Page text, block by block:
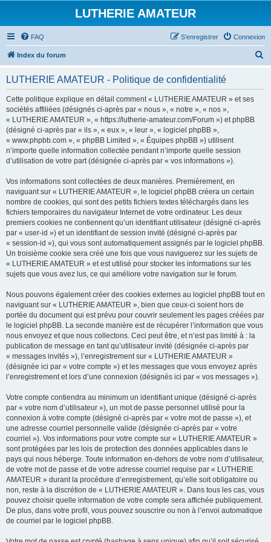
LUTHERIE AMATEUR
FAQ Connexion
S’enregistrer
Index du forum
LUTHERIE AMATEUR - Politique de confidentialité
Cette politique explique en détail comment « LUTHERIE AMATEUR » et ses
sociétés affiliées (désignés ci-après par « nous », « notre », « nos »,
« LUTHERIE AMATEUR », « https://lutherie-amateur.com/Forum ») et phpBB
(désigné ci-après par « ils », « eux », « leur », « logiciel phpBB »,
« www.phpbb.com », « phpBB Limited », « Équipes phpBB ») utilisent
n’importe quelle information collectée pendant n’importe quelle session
d’utilisation de votre part (désignée ci-après par « vos informations »).
Vos informations sont collectées de deux manières. Premièrement, en
naviguant sur « LUTHERIE AMATEUR », le logiciel phpBB créera un certain
nombre de cookies, qui sont des petits fichiers textes téléchargés dans les
fichiers temporaires du navigateur Internet de votre ordinateur. Les deux
premiers cookies ne contiennent qu’un identifiant utilisateur (désigné ci-après
par « user-id ») et un identifiant de session invité (désigné ci-après par
« session-id »), qui vous sont automatiquement assignés par le logiciel phpBB.
Un troisième cookie sera créé une fois que vous naviguerez sur les sujets de
« LUTHERIE AMATEUR » et est utilisé pour stocker les informations sur les
sujets que vous avez lus, ce qui améliore votre navigation sur le forum.
Nous pouvons également créer des cookies externes au logiciel phpBB tout en
naviguant sur « LUTHERIE AMATEUR », bien que ceux-ci soient hors de
portée du document qui est prévu pour couvrir seulement les pages créées par
le logiciel phpBB. La seconde manière est de récupérer l’information que vous
nous envoyez et que nous collectons. Ceci peut être, et n’est pas limité à : la
publication de message en tant qu’utilisateur invité (désignée ci-après par
« messages invités »), l’enregistrement sur « LUTHERIE AMATEUR »
(désignée ici par « votre compte ») et les messages que vous envoyez après
l’enregistrement et lors d’une connexion (désignés ici par « vos messages »).
Votre compte contiendra au minimum un identifiant unique (désigné ci-après
par « votre nom d’utilisateur »), un mot de passe personnel utilisé pour la
connexion à votre compte (désigné ci-après par « votre mot de passe »), et
une adresse courriel personnelle valide (désignée ci-après par « votre
courriel »). Vos informations pour votre compte sur « LUTHERIE AMATEUR »
sont protégées par les lois de protection des données applicables dans le
pays qui nous héberge. Toute information en-dehors de votre nom d’utilisateur,
de votre mot de passe et de votre adresse courriel requise par « LUTHERIE
AMATEUR » durant la procédure d’enregistrement, qu’elle soit obligatoire ou
non, reste à la discrétion de « LUTHERIE AMATEUR ». Dans tous les cas, vous
pouvez choisir quelle information de votre compte sera affichée publiquement.
De plus, dans votre profil, vous pouvez souscrire ou non à l’envoi automatique
de courriel par le logiciel phpBB.